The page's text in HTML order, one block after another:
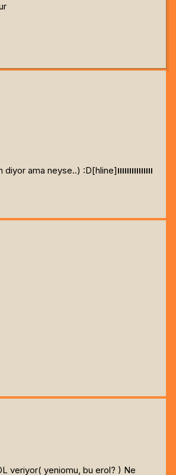
diyor ama neyse..) :D[hline] lllllllllllllll
veriyor( yeniomu, bu erol? ) Ne